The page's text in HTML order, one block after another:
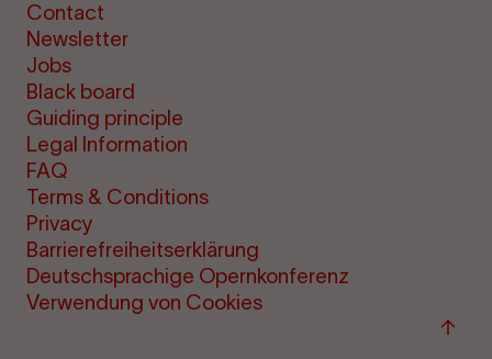
Contact
Newsletter
Jobs
Black board
Guiding principle
Legal Information
FAQ
Terms & Conditions
Privacy
Barrierefreiheitserklärung
Deutschsprachige Opernkonferenz
Verwendung von Cookies
Back